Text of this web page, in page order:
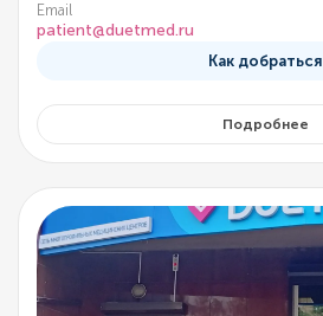
Email
patient@duetmed.ru
Как добраться
Подробнее